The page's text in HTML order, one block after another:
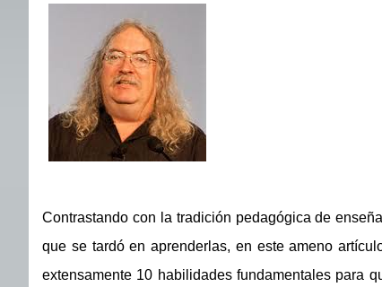
Contrastando con la tradición pedagógica de
que se tardó en aprenderlas, en este ameno
extensamente 10 habilidades fundamentales para